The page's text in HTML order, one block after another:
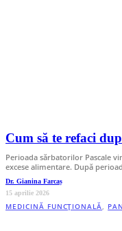
Cum să te refaci
Perioada sărbatorilor Pascale
excese alimentare. După
Dr. Gianina Farcaș
15 aprilie 2026
MEDICINĂ FUNCȚIONALĂ,